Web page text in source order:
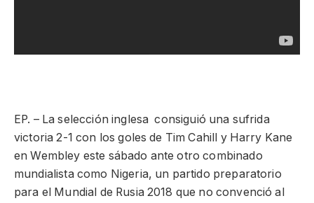
EP. – La selección inglesa consiguió una sufrida
victoria 2-1 con los goles de Tim Cahill y Harry Kane
en Wembley este sábado ante otro combinado
mundialista como Nigeria, un partido preparatorio
para el Mundial de Rusia 2018 que no convenció al